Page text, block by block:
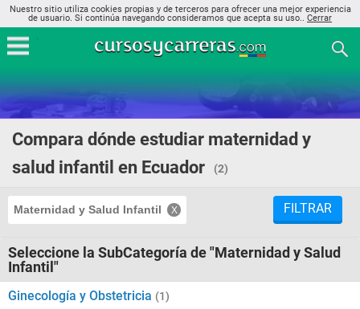
Nuestro sitio utiliza cookies propias y de terceros para ofrecer una mejor experiencia
de usuario. Si continúa navegando consideramos que acepta su uso.. Cerrar
Compara dónde estudiar maternidad y
salud infantil en Ecuador
(2)
Maternidad y Salud Infantil FILTRAR
Seleccione la SubCategoría de "Maternidad y Salud
Infantil"
Ginecología y Obstetricia (1)